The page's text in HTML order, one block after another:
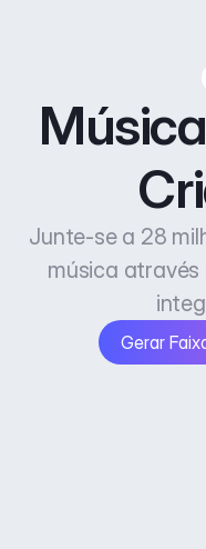
Junte-se a 28
música através
Gerar